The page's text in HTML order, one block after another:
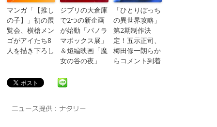
マンガ「【推し
の子】」初の展
覧会、横槍メン
ゴがアイたち8
人を描き下ろし
ジブリの大倉庫
で2つの新企画
が始動「パノラ
マボックス展」
＆短編映画「魔
女の谷の夜」
「ひとりぼっち
の異世界攻略」
第2期制作決
定！五示正司、
梅田修一朗らか
らコメント到着